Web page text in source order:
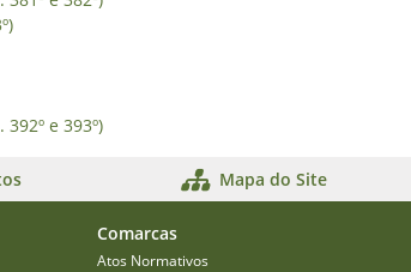
e 393º)
Mapa do Site
Comarcas
Atos Normativos